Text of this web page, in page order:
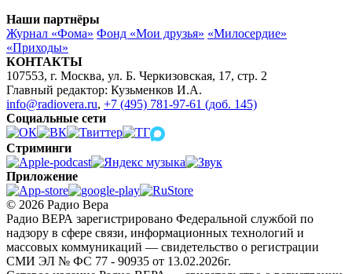
Наши партнёры
Журнал «Фома» Фонд «Мои друзья» «Милосердие»
«Приходы»
КОНТАКТЫ
107553, г. Москва, ул. Б. Черкизовская, 17, стр. 2
Главный редактор: Кузьменков И.А.
info@radiovera.ru, +7 (495) 781-97-61 (доб. 145)
Социальные сети
Стриминги
Приложение
© 2026 Радио Вера
Радио ВЕРА зарегистрировано Федеральной службой по
надзору в сфере связи, информационных технологий и
массовых коммуникаций — свидетельство о регистрации
СМИ ЭЛ № ФС 77 - 90935 от 13.02.2026г.